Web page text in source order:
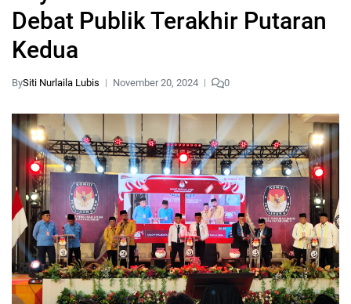
Debat Publik Terakhir Putaran
Kedua
BySiti Nurlaila Lubis November 20, 2024 0